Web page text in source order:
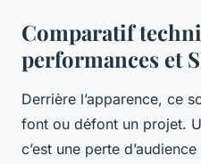
Comparatif
performances et
Derrière l’apparence, ce
font ou défont un projet.
c’est une perte